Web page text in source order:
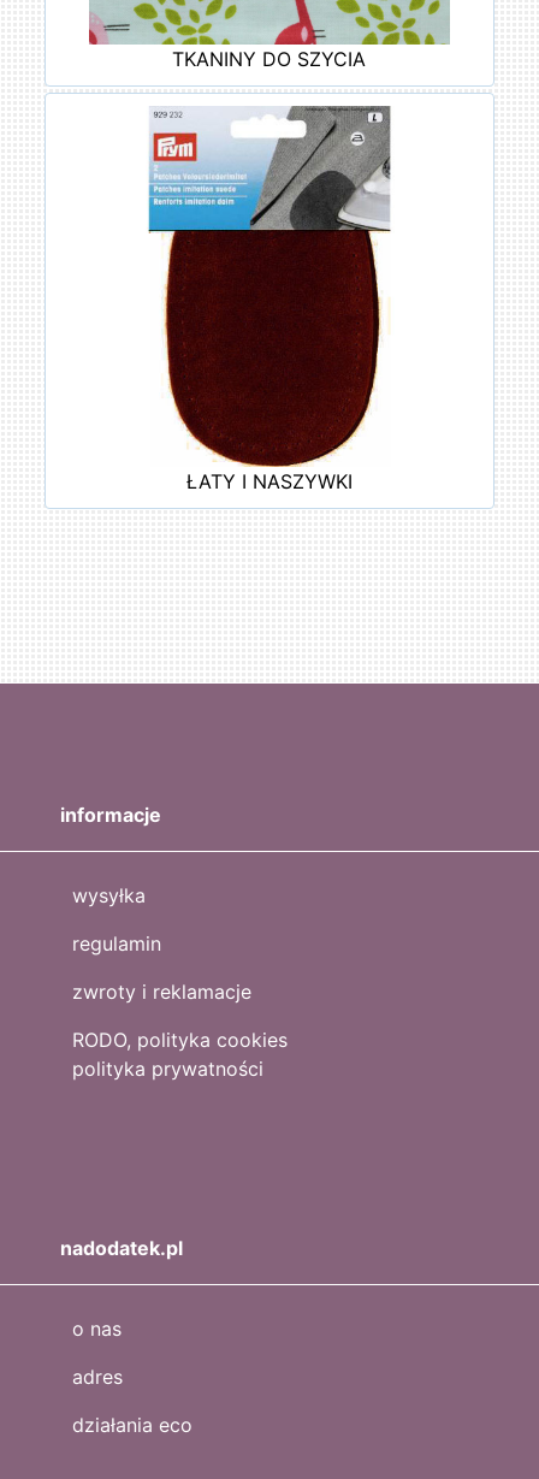
TKANINY DO SZYCIA
ŁATY I NASZYWKI
informacje
wysyłka
regulamin
zwroty i reklamacje
RODO, polityka cookies
polityka prywatności
nadodatek.pl
o nas
adres
działania eco